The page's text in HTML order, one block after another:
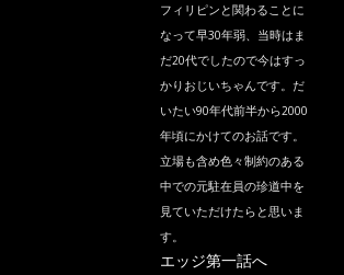
フィリピンと関わることに
なって早30年弱、当時はま
だ20代でしたので今はすっ
かりおじいちゃんです。だ
いたい90年代前半から2000
年頃にかけてのお話です。
立場も含め色々制約のある
中での元駐在員の珍道中を
見ていただけたらと思いま
す。
エッジ第一話へ